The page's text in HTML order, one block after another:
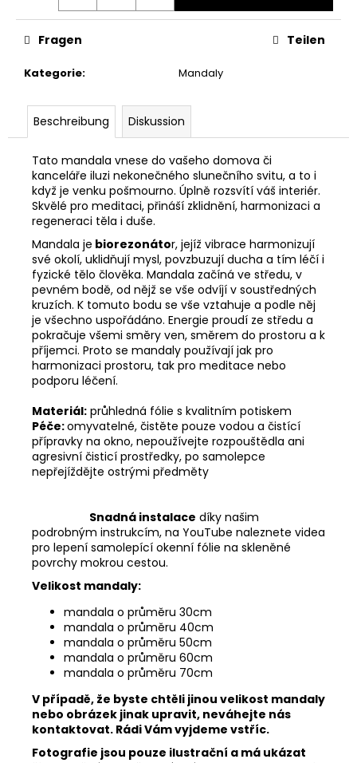
Kategorie: Mandaly
Fragen Teilen
Beschreibung Diskussion
Tato mandala vnese do vašeho domova či
kanceláře iluzi nekonečného slunečního svitu, a to i
když je venku pošmourno. Úplně rozsvítí váš interiér.
Skvělé pro meditaci, přináší zklidnění, harmonizaci a
regeneraci těla i duše.
Mandala je biorezonátor, jejíž vibrace harmonizují
své okolí, uklidňují mysl, povzbuzují ducha a tím léčí i
fyzické tělo člověka. Mandala začíná ve středu, v
pevném bodě, od nějž se vše odvíjí v soustředných
kruzích. K tomuto bodu se vše vztahuje a podle něj
je všechno uspořádáno. Energie proudí ze středu a
pokračuje všemi směry ven, směrem do prostoru a k
příjemci. Proto se mandaly používají jak pro
harmonizaci prostoru, tak pro meditace nebo
podporu léčení.
Materiál: průhledná fólie s kvalitním potiskem
Péče:omyvatelné, čistěte pouze vodou a čistící
přípravky na okno, nepoužívejte rozpouštědla ani
agresivní čisticí prostředky, po samolepce
nepřejíždějte ostrými předměty
Snadná instalace díky našim
podrobným instrukcím, na YouTube naleznete videa
pro lepení samolepící okenní fólie na skleněné
povrchy mokrou cestou.
Velikost mandaly:
mandala o průměru 30cm
mandala o průměru 40cm
mandala o průměru 50cm
mandala o průměru 60cm
mandala o průměru 70cm
V případě, že byste chtěli jinou velikost mandaly
nebo obrázek jinak upravit, neváhejte nás
kontaktovat. Rádi Vám vyjdeme vstříc.
Fotografie jsou pouze ilustrační a má ukázat